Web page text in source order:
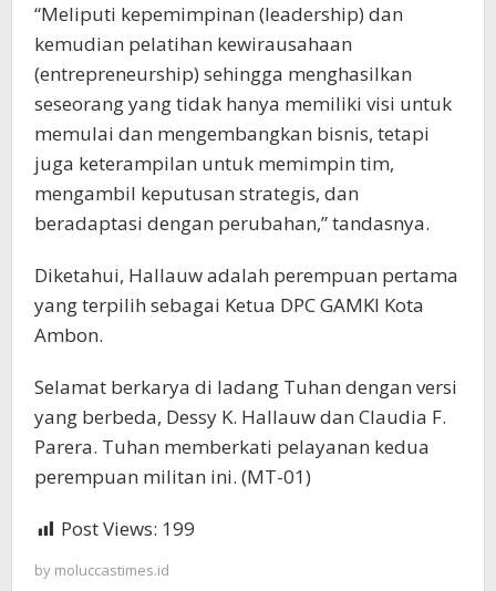
“Meliputi kepemimpinan (leadership) dan
kemudian pelatihan kewirausahaan
(entrepreneurship) sehingga menghasilkan
seseorang yang tidak hanya memiliki visi untuk
memulai dan mengembangkan bisnis, tetapi
juga keterampilan untuk memimpin tim,
mengambil keputusan strategis, dan
beradaptasi dengan perubahan,” tandasnya.
Diketahui, Hallauw adalah perempuan pertama
yang terpilih sebagai Ketua DPC GAMKI Kota
Ambon.
Selamat berkarya di ladang Tuhan dengan versi
yang berbeda, Dessy K. Hallauw dan Claudia F.
Parera. Tuhan memberkati pelayanan kedua
perempuan militan ini. (MT-01)
Post Views: 199
by moluccastimes.id